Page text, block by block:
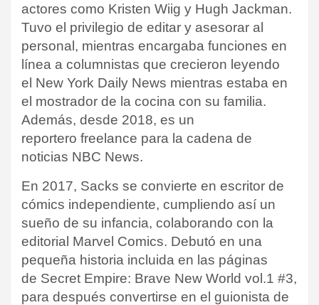
actores como Kristen Wiig y Hugh Jackman.
Tuvo el privilegio de editar y asesorar al
personal, mientras encargaba funciones en
línea a columnistas que crecieron leyendo
el New York Daily News mientras estaba en
el mostrador de la cocina con su familia.
Además, desde 2018, es un
reportero freelance para la cadena de
noticias NBC News.
En 2017, Sacks se convierte en escritor de
cómics independiente, cumpliendo así un
sueño de su infancia, colaborando con la
editorial Marvel Comics. Debutó en una
pequeña historia incluida en las páginas
de Secret Empire: Brave New World vol.1 #3,
para después convertirse en el guionista de